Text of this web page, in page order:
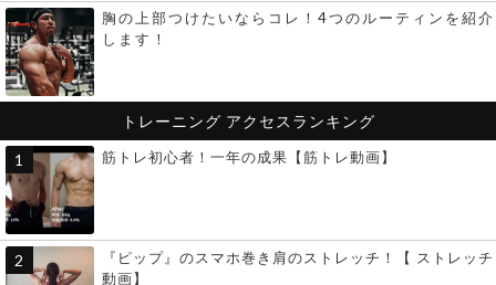
胸の上部つけたいならコレ！4つのルーティンを紹介
します！
トレーニング アクセスランキング
筋トレ初心者！一年の成果【筋トレ動画】
『ピップ』のスマホ巻き肩のストレッチ！【 ストレッチ
動画】